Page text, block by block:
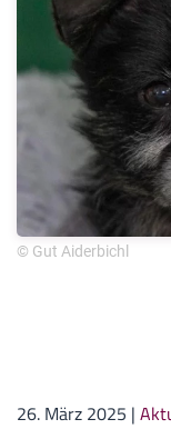
© Gut Aiderbichl
26. März 2025 |